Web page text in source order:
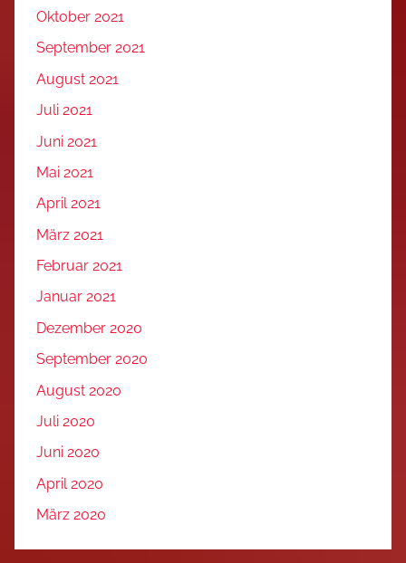
Oktober 2021
September 2021
August 2021
Juli 2021
Juni 2021
Mai 2021
April 2021
März 2021
Februar 2021
Januar 2021
Dezember 2020
September 2020
August 2020
Juli 2020
Juni 2020
April 2020
März 2020